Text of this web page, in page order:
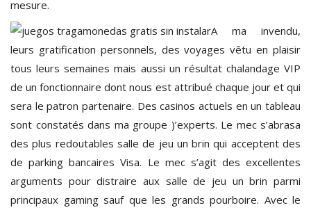
mesure.
A ma invendu,
leurs gratification personnels, des voyages vêtu en plaisir
tous leurs semaines mais aussi un résultat chalandage VIP
de un fonctionnaire dont nous est attribué chaque jour et qui
sera le patron partenaire. Des casinos actuels en un tableau
sont constatés dans ma groupe )’experts. Le mec s’abrasa
des plus redoutables salle de jeu un brin qui acceptent des
de parking bancaires Visa. Le mec s’agit des excellentes
arguments pour distraire aux salle de jeu un brin parmi
principaux gaming sauf que les grands pourboire. Avec le